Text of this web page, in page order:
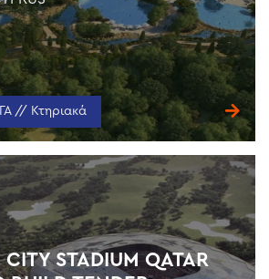
// Κτηριακά
STADIUM QATAR